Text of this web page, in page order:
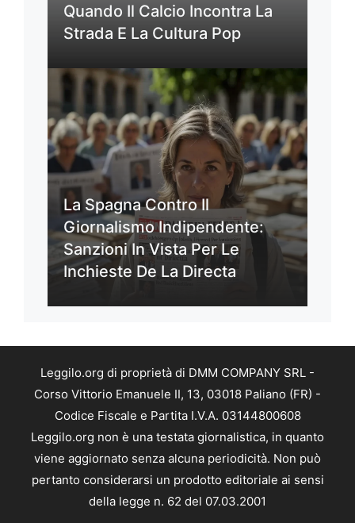
Quando Il Calcio Incontra La
Strada E La Cultura Pop
La Spagna Contro Il
Giornalismo Indipendente:
Sanzioni In Vista Per Le
Inchieste De La Directa
Leggilo.org di proprietà di DMM COMPANY SRL -
Corso Vittorio Emanuele II, 13, 03018 Paliano (FR) -
Codice Fiscale e Partita I.V.A. 03144800608
Leggilo.org non è una testata giornalistica, in quanto
viene aggiornato senza alcuna periodicità. Non può
pertanto considerarsi un prodotto editoriale ai sensi
della legge n. 62 del 07.03.2001